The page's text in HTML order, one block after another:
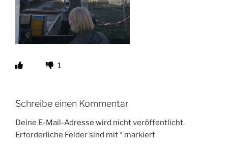
1
Schreibe einen Kommentar
Deine E-Mail-Adresse wird nicht veröffentlicht.
Erforderliche Felder sind mit* markiert